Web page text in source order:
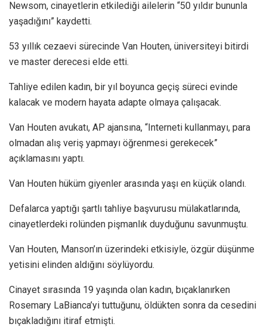
Newsom, cinayetlerin etkilediği ailelerin “50 yıldır bununla
yaşadığını” kaydetti.
53 yıllık cezaevi sürecinde Van Houten, üniversiteyi bitirdi
ve master derecesi elde etti.
Tahliye edilen kadın, bir yıl boyunca geçiş süreci evinde
kalacak ve modern hayata adapte olmaya çalışacak.
Van Houten avukatı, AP ajansına, “Interneti kullanmayı, para
olmadan alış veriş yapmayı öğrenmesi gerekecek”
açıklamasını yaptı.
Van Houten hüküm giyenler arasında yaşı en küçük olandı.
Defalarca yaptığı şartlı tahliye başvurusu mülakatlarında,
cinayetlerdeki rolünden pişmanlık duyduğunu savunmuştu.
Van Houten, Manson’ın üzerindeki etkisiyle, özgür düşünme
yetisini elinden aldığını söylüyordu.
Cinayet sırasında 19 yaşında olan kadın, bıçaklanırken
Rosemary LaBianca’yi tuttuğunu, öldükten sonra da cesedini
bıçakladığını itiraf etmişti.